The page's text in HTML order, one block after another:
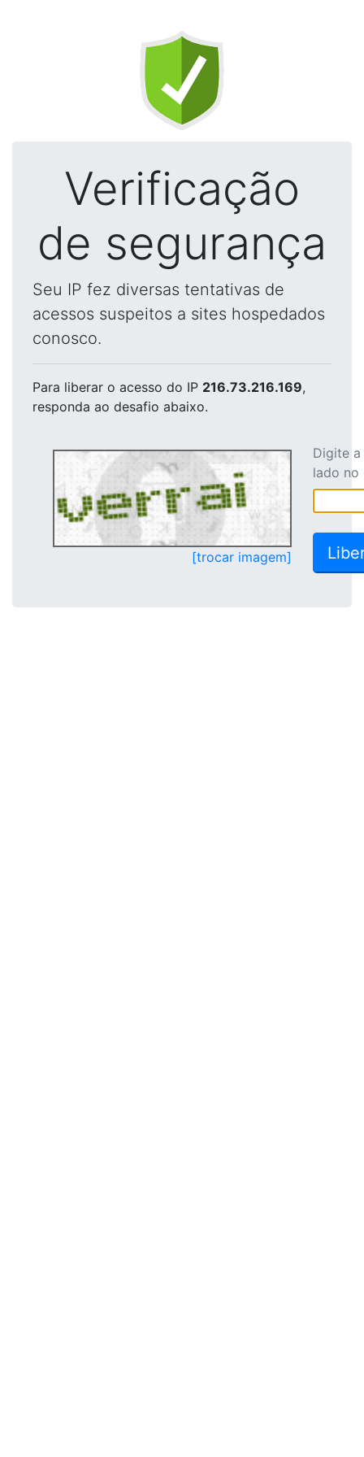
Verificação
de segurança
Seu IP fez diversas tentativas de
acessos suspeitos a sites hospedados
conosco.
Para liberar o acesso do IP 216.73.216.169,
responda ao desafio abaixo.
[trocar imagem]
Digite
lado no